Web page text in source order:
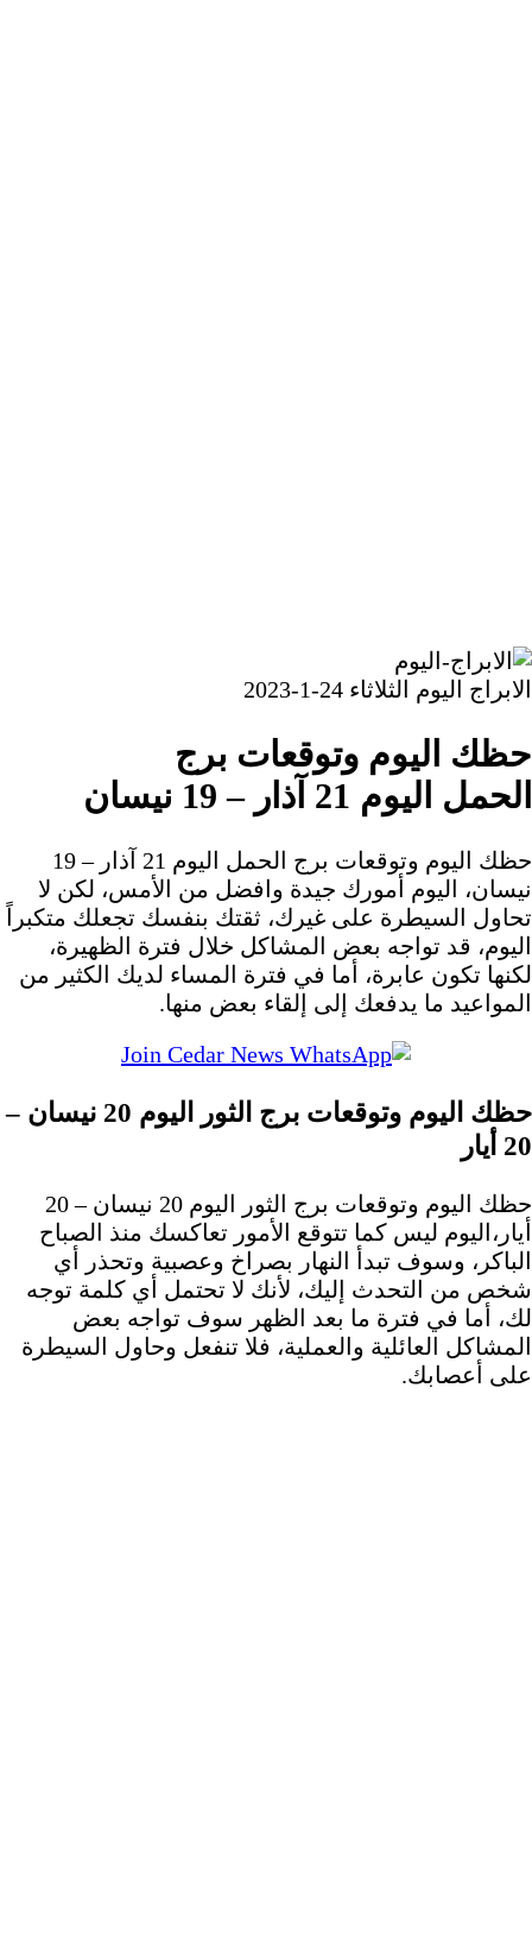
الابراج اليوم الثلاثاء 24-1-2023
حظك اليوم وتوقعات برج
الحمل اليوم 21 آذار – 19 نيسان
حظك اليوم وتوقعات برج الحمل اليوم 21 آذار – 19
نيسان، اليوم أمورك جيدة وافضل من الأمس، لكن لا
تحاول السيطرة على غيرك، ثقتك بنفسك تجعلك متكبراً
اليوم، قد تواجه بعض المشاكل خلال فترة الظهيرة،
لكنها تكون عابرة، أما في فترة المساء لديك الكثير من
المواعيد ما يدفعك إلى إلقاء بعض منها.
حظك اليوم وتوقعات برج الثور اليوم 20 نيسان –
20 أيار
حظك اليوم وتوقعات برج الثور اليوم 20 نيسان – 20
أيار،اليوم ليس كما تتوقع الأمور تعاكسك منذ الصباح
الباكر، وسوف تبدأ النهار بصراخ وعصبية وتحذر أي
شخص من التحدث إليك، لأنك لا تحتمل أي كلمة توجه
لك، أما في فترة ما بعد الظهر سوف تواجه بعض
المشاكل العائلية والعملية، فلا تنفعل وحاول السيطرة
على أعصابك.